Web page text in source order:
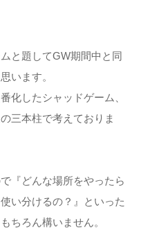
と題してGW期間中と同
います。
化したシャッドゲーム、
三本柱で考えておりま
『どんな場所をやったら
い分けるの？』といった
ちろん構いません。